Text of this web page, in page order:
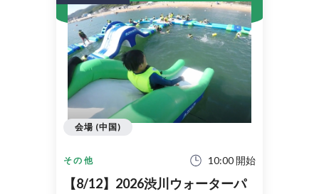
その他 10:00 開始
【8/12】2026渋川ウォーターパ
会場 (中国)